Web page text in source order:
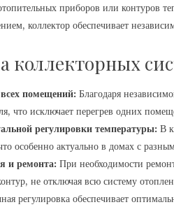
приборов или контуров
коллектор обеспечивает
коллекторных
помещений: Благодаря
что исключает перегрев одних
регулировки температуры: В
особенно актуально в домах с
и ремонта: При необходимости
не отключая всю систему
регулировка обеспечивает